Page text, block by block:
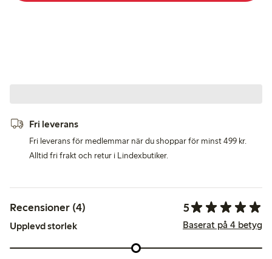
Fri leverans
Fri leverans för medlemmar när du shoppar för minst 499 kr.
Alltid fri frakt och retur i Lindexbutiker.
Recensioner (4) 5
Upplevd storlek Baserat på 4 betyg